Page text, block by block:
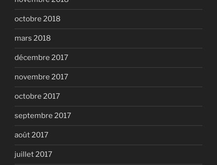
octobre 2018
mars 2018
décembre 2017
novembre 2017
octobre 2017
septembre 2017
août 2017
juillet 2017